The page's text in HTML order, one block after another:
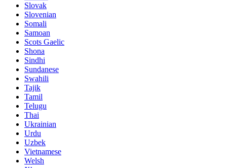
Slovak
Slovenian
Somali
Samoan
Scots Gaelic
Shona
Sindhi
Sundanese
Swahili
Tajik
Tamil
Telugu
Thai
Ukrainian
Urdu
Uzbek
Vietnamese
Welsh